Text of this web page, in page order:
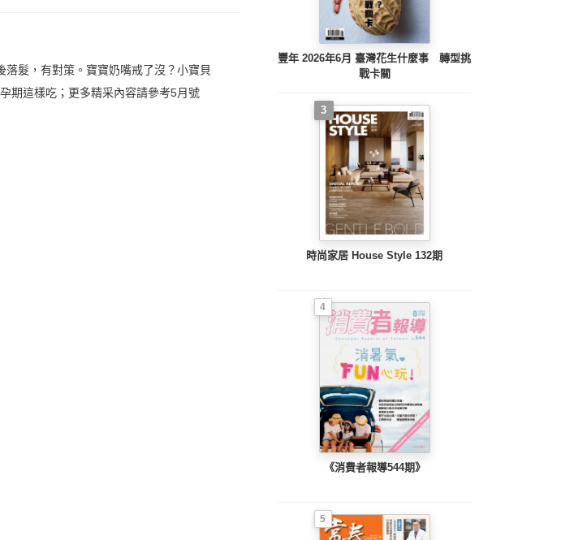
髮，有對策。寶寶奶嘴戒了沒？小寶貝
期這樣吃；更多精采內容請參考5月號
豐年 2026年6月 臺灣花生什麼事 轉型挑
戰卡關
3
時尚家居 House Style 132期
4
《消費者報導544期》
5